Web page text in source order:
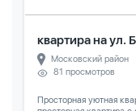
квартира на ул.
Московский район
81 просмотров
Просторная уютная